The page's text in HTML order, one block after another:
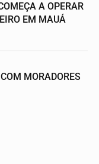
A OPERAR
EM MAUÁ
MORADORES